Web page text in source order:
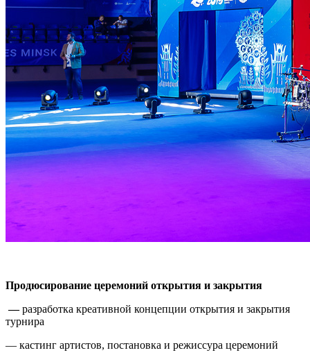
Продюсирование церемоний открытия и закрытия
—разработка креативной концепции открытия и закрытия
турнира
— кастинг артистов, постановка и режиссура церемоний